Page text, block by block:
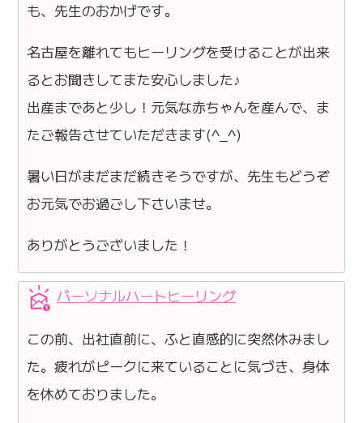
も、先生のおかげです。
名古屋を離れてもヒーリングを受けることが出来
るとお聞きしてまた安心しました♪
出産まであと少し！元気な赤ちゃんを産んで、ま
たご報告させていただきます(^_^)
暑い日がまだまだ続きそうですが、先生もどうぞ
お元気でお過ごし下さいませ。
ありがとうございました！
パーソナルハートヒーリング
この前、出社直前に、ふと直感的に突然休みまし
た。疲れがピークに来ていることに気づき、身体
を休めておりました。